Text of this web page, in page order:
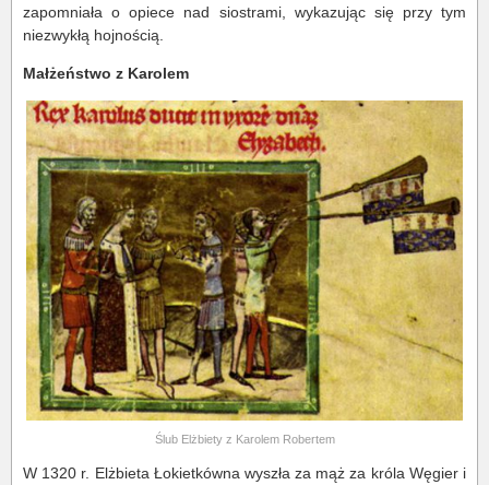
zapomniała o opiece nad siostrami, wykazując się przy tym
niezwykłą hojnością.
Małżeństwo z Karolem
Ślub Elżbiety z Karolem Robertem
W 1320 r. Elżbieta Łokietkówna wyszła za mąż za króla Węgier i